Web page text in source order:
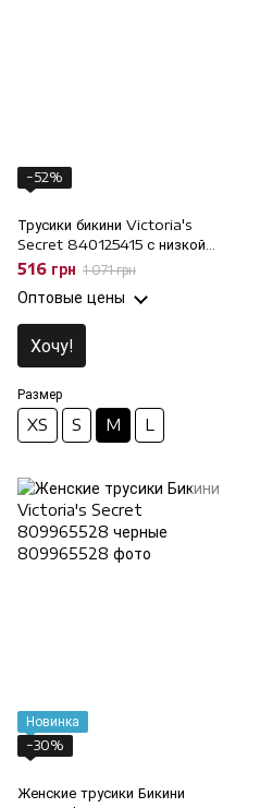
−52%
Трусики бикини Victoria's
Secret 840125415 с низкой
посадкой, M
516 грн 1 071 грн
Оптовые цены
Хочу!
Размер
XS S M L
Новинка
−30%
Женские трусики Бикини